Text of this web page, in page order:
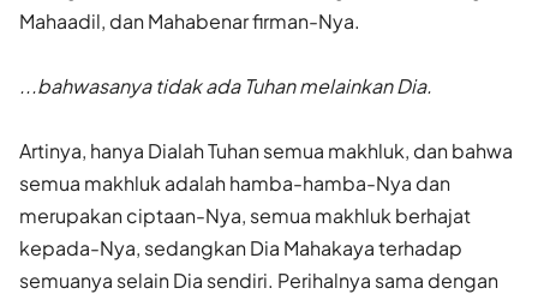
Mahaadil, dan Mahabenar firman-Nya.
...bahwasanya tidak ada Tuhan melainkan Dia.
Artinya, hanya Dialah Tuhan semua makhluk, dan bahwa
semua makhluk adalah hamba-hamba-Nya dan
merupakan ciptaan-Nya, semua makhluk berhajat
kepada-Nya, sedangkan Dia Mahakaya terhadap
semuanya selain Dia sendiri. Perihalnya sama dengan